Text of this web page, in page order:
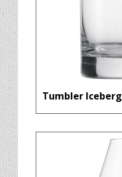
Tumbler Iceberg